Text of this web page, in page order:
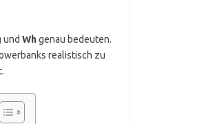
und Whgenau bedeuten.
realistisch zu